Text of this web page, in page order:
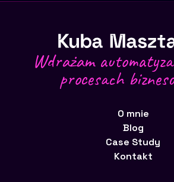
Wdrażam
procesach
O mnie
Blog
Case Study
Kontakt